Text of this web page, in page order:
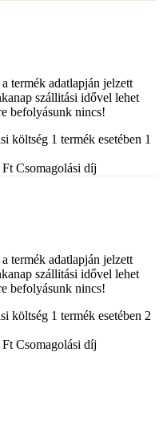
termék adatlapján jelzett
szállitási idővel lehet
befolyásunk nincs!
költség 1 termék esetében 1
Ft Csomagolási díj
termék adatlapján jelzett
szállitási idővel lehet
befolyásunk nincs!
költség 1 termék esetében 2
Ft Csomagolási díj